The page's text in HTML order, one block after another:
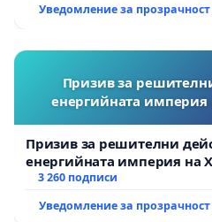
Уведомление за прозрачност
Призив за
енергийната империя
Призив за решителни
енергийната империя на
3 260 подписи
Уведомление за прозрачност